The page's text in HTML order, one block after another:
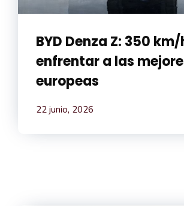
BYD Denza Z: 350
enfrentar a las
europeas
22 junio, 2026